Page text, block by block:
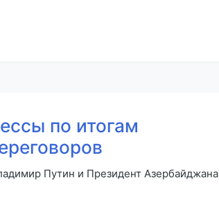
по итогам
Путин и Президент Азербайджана